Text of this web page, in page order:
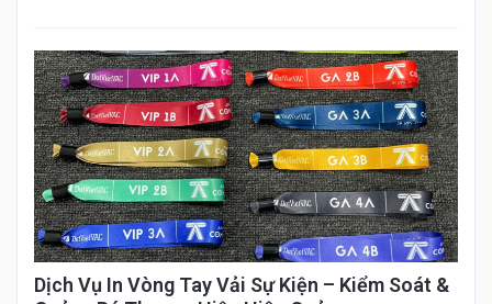
Dịch Vụ In Vòng Tay Vải Sự Kiện – Kiểm Soát &